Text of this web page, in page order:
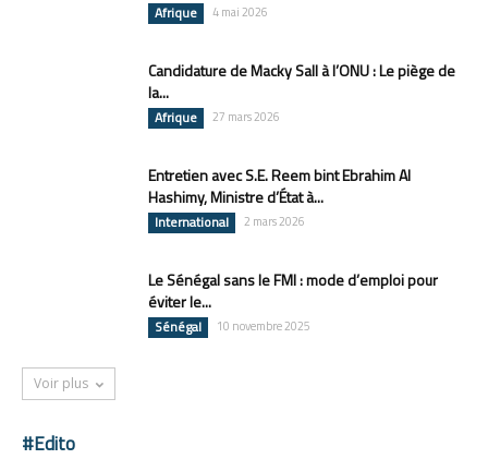
Afrique 4 mai 2026
Candidature de Macky Sall à l’ONU : Le piège de
la...
Afrique 27 mars 2026
Entretien avec S.E. Reem bint Ebrahim Al
Hashimy, Ministre d’État à...
International 2 mars 2026
Le Sénégal sans le FMI : mode d’emploi pour
éviter le...
Sénégal 10 novembre 2025
Voir plus
#Edito